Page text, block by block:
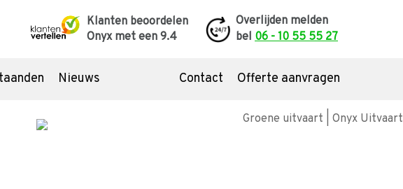
Overlijden melden
bel 06 - 10 55 55 27
Klanten beoordelen
Onyx met een 9.4
Nieuws Contact Offerte aanvragen